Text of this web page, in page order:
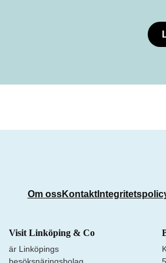
Om ossKontakt
Visit Linköping & Co
är Linköpings